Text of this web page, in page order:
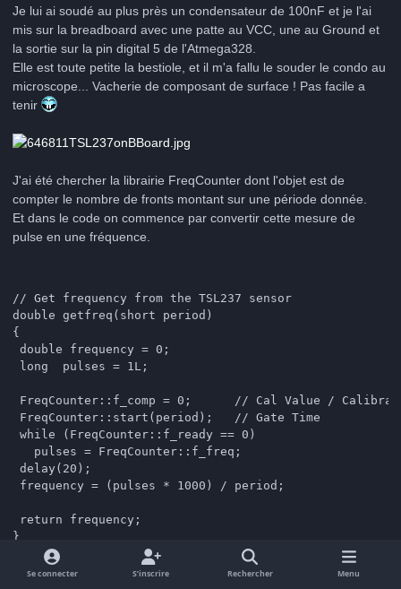
Je lui ai soudé au plus près un condensateur de 100nF et je l'ai
mis sur la breadboard avec une patte au VCC, une au Ground et
la sortie sur la pin digital 5 de l'Atmega328.
Elle est toute petite la bestiole, et il m'a fallu le souder le condo au
microscope... Vacherie de composant de surface ! Pas facile a
tenir
J'ai été chercher la librairie FreqCounter dont l'objet est de
compter le nombre de fronts montant sur une période donnée.
Et dans le code on commence par convertir cette mesure de
pulse en une fréquence.
// Get frequency from the TSL237 sensor
double getfreq(short period)
{
double frequency = 0;
long  pulses = 1L;
FreqCounter::f_comp = 0;      // Cal Value /
FreqCounter::start(period);   // Gate Time
while (FreqCounter::f_ready == 0)
   pulses = FreqCounter::f_freq;
delay(20);
frequency = (pulses * 1000) / period;
return frequency;
Se connecter S’inscrire Rechercher Menu